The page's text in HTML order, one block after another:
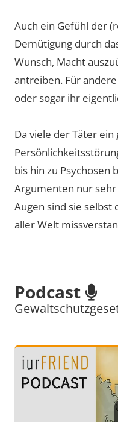
Auch ein Gefühl der
Demütigung durch
Wunsch, Macht
antreiben. Für
oder sogar ihr
Da viele der Täter
bis hin zu Psychosen
Argumenten nur
Augen sind sie selbst
aller Welt
Podcast